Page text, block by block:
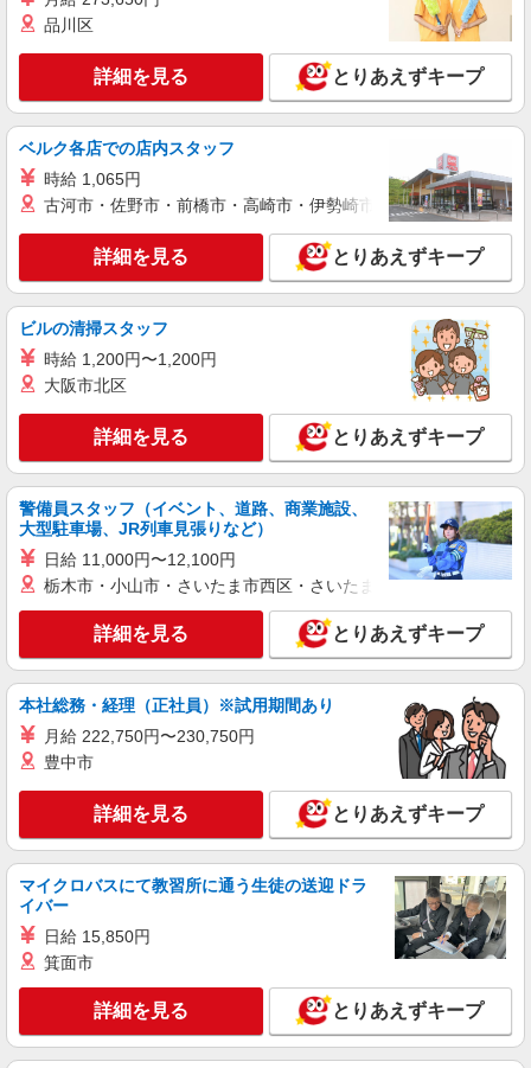
る） ◆昇給年1回、賞与年2回◆退職金制度◆各種
社会保険◆社員会◆従業員割引◆確定拠出年金制
度◆誕生日ギフト制度◆懇親会（会社負担）◆ベ
ネフィットステーション（外部福利厚生サービ
ス）◆自社の健康保険組合（低保険料率、無料予
防接種、各種保健活動） ※残業代支給 ★交通費全
額支給 ゜+゜・。○。・゜+゜・。○。・゜+゜ 入
社祝い金10万円支給(規定有) お友達を紹介頂くと,
インセンティブ支給(規定有) ゜・。○。・゜
+゜・。○。・゜+゜
詳細を見る
派遣社員
株式会社シエロ
【docomo】人気機種に詳しくなれる携帯販売
（規定あり） ゜+゜・。○。・゜+゜・。○。・゜
+゜ 入社祝い金10万円支給(規定有) お友達を紹介
頂くと, インセンティブ支給(規定有) ★月2回払
+゜・。○。・゜+゜
岐阜県本巣市のdocomoショップ
キープ 詳細を見る
派遣社員
株式会社シエロ
大人気のApple店舗スタッフ
時給1400円〜 ※残業代支給 ★交通費別途支給
（規定あり） ゜+゜・。○。・゜+゜・。○。・゜
+゜ 入社祝い金10万円支給(規定有) お友達を紹介
頂くと, インセンティブ支給(規定有) ★月2回払
い・週払い可能（規程有）★ ゜・。○。・゜
+゜・。○。・゜+゜
岐阜県本巣市
キープ 詳細を見る
株式会社シエロ
携帯販売スタッフ【au】
月給273200円〜 ※残業手当別途支給 ※研修期
間6か月・時給1550円〜 ★交通費別途支給（規定
あり） ゜+゜・。○。・゜+゜・。○。・゜+゜ 入
インセンティブ支給(規定有) ゜・。○。・゜
+゜・。○。・゜+゜
キープ 詳細を見る
紹介予定派遣
株式会社シエロ
【ワイモバイル】の店舗スタッフ
時給1500円〜1700円（経験・能力による） ※
残業代支給 ★交通費別途支給（規定あり） ゜
+゜・。○。・゜+゜・。○。・゜+゜ 入社祝い金10
万円支給(規定有) お友達を紹介頂くと, インセンテ
ィブ支給(規定有) ★月2回払い・週払い可能（規程
有）★ ゜・。○。・゜+゜・。○。・゜+゜
岐阜県本巣市のY!mobileショップ
キープ 詳細を見る
品川区
詳細を見る とりあえずキープ
ベルク各店での店内スタッフ
時給 1,065円
古河市・佐野市・前橋市・高崎市・伊勢崎市・太田市・館林市
詳細を見る とりあえずキープ
ビルの清掃スタッフ
時給 1,200円〜1,200円
大阪市北区
詳細を見る とりあえずキープ
警備員スタッフ（イベント、道路、商業施設、
大型駐車場、JR列車見張りなど）
日給 11,000円〜12,100円
栃木市・小山市・さいたま市西区・さいたま市岩槻区・久喜市・
詳細を見る とりあえずキープ
本社総務・経理（正社員）※試用期間あり
月給 222,750円〜230,750円
豊中市
詳細を見る とりあえずキープ
マイクロバスにて教習所に通う生徒の送迎ドラ
イバー
日給 15,850円
箕面市
詳細を見る とりあえずキープ